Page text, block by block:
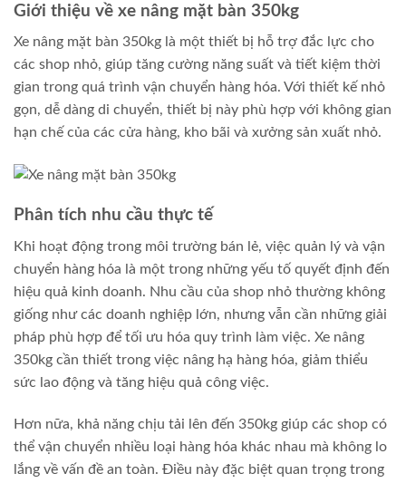
Giới thiệu về xe nâng mặt bàn 350kg
Xe nâng mặt bàn 350kg là một thiết bị hỗ trợ đắc lực cho
các shop nhỏ, giúp tăng cường năng suất và tiết kiệm thời
gian trong quá trình vận chuyển hàng hóa. Với thiết kế nhỏ
gọn, dễ dàng di chuyển, thiết bị này phù hợp với không gian
hạn chế của các cửa hàng, kho bãi và xưởng sản xuất nhỏ.
Phân tích nhu cầu thực tế
Khi hoạt động trong môi trường bán lẻ, việc quản lý và vận
chuyển hàng hóa là một trong những yếu tố quyết định đến
hiệu quả kinh doanh. Nhu cầu của shop nhỏ thường không
giống như các doanh nghiệp lớn, nhưng vẫn cần những giải
pháp phù hợp để tối ưu hóa quy trình làm việc. Xe nâng
350kg cần thiết trong việc nâng hạ hàng hóa, giảm thiểu
sức lao động và tăng hiệu quả công việc.
Hơn nữa, khả năng chịu tải lên đến 350kg giúp các shop có
thể vận chuyển nhiều loại hàng hóa khác nhau mà không lo
lắng về vấn đề an toàn. Điều này đặc biệt quan trọng trong